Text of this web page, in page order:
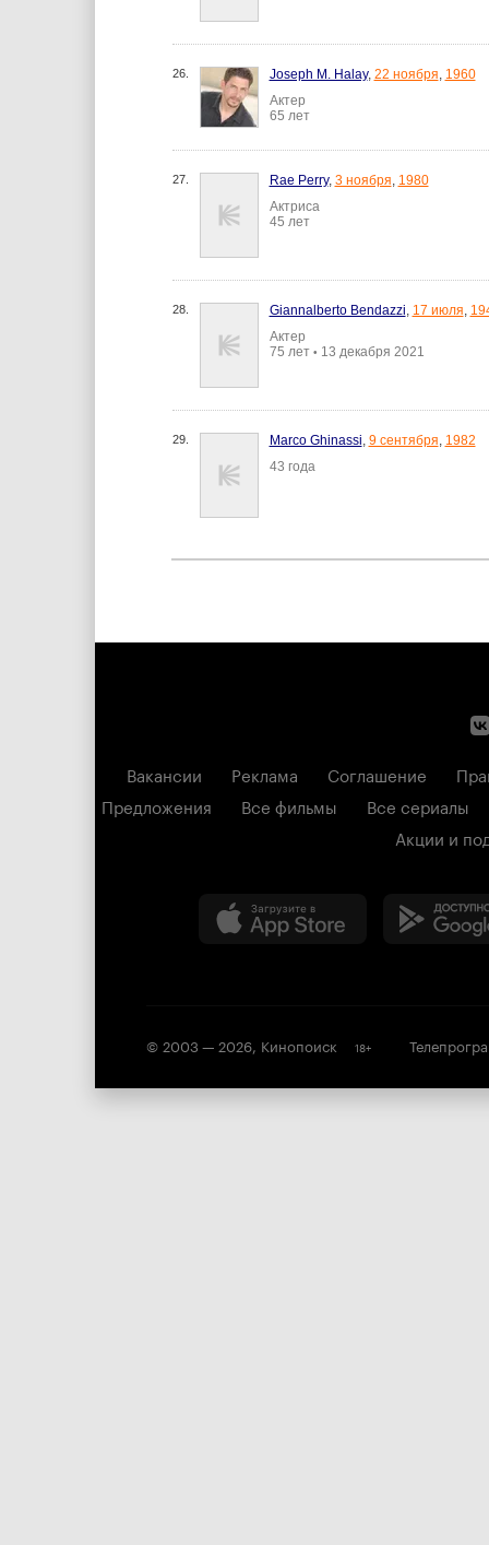
26. Joseph M. Halay, 22 ноября, 1960
Актер
65 лет
27. Rae Perry, 3 ноября, 1980
Актриса
45 лет
28. Giannalberto Bendazzi, 17 июля,
Актер
75 лет • 13 декабря 2021
29. Marco Ghinassi, 9 сентября, 1982
43 года
Вакансии Реклама Соглашение
Предложения
Все фильмы
Все сериалы
Акции и
© 2003 — 2026, Кинопоиск 18+